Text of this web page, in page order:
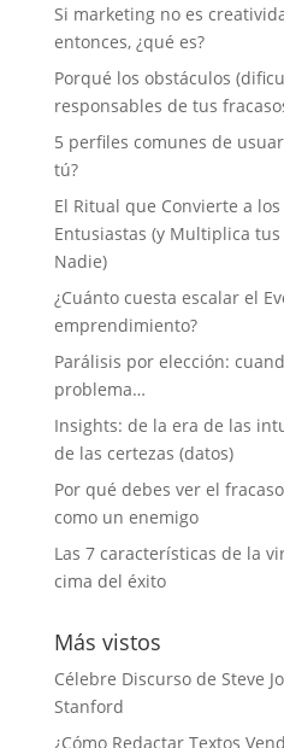
Si marketing no es
entonces, ¿qué es?
Porqué los obstáculos
responsables de tus
5 perfiles comunes de
tú?
El Ritual que Convierte a
Entusiastas (y Multiplica
Nadie)
¿Cuánto cuesta escalar el
emprendimiento?
Parálisis por elección:
problema…
Insights: de la era de las
de las certezas (datos)
Por qué debes ver el
como un enemigo
Las 7 características de la
cima del éxito
Más vistos
Célebre Discurso de Steve
Stanford
¿Cómo Redactar Textos